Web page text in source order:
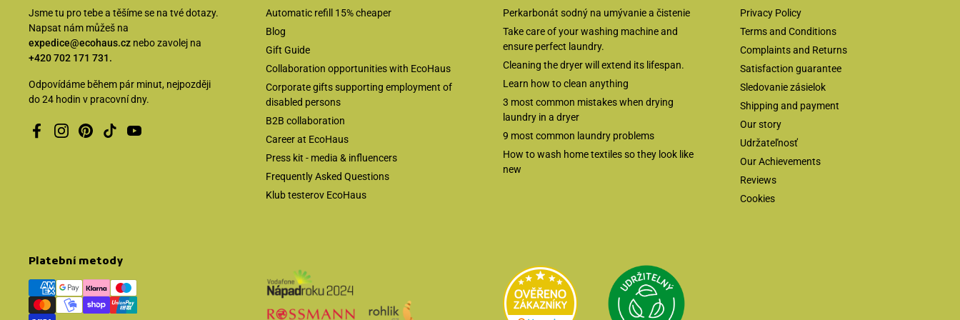
Jsme tu pro tebe a těšíme se na tvé dotazy.
Napsat nám můžeš na
expedice@ecohaus.cz nebo zavolej na
+420 702 171 731.
Odpovídáme během pár minut, nejpozději
do 24 hodin v pracovní dny.
FacebookInstagram
PinterestTikTokYouTube
Automatic refill 15% cheaper
Blog
Gift Guide
Collaboration opportunities with EcoHaus
Corporate gifts supporting employment of
disabled persons
B2B collaboration
Career at EcoHaus
Press kit - media & influencers
Frequently Asked Questions
Klub testerov EcoHaus
Perkarbonát sodný na umývanie a čistenie
Take care of your washing machine and
ensure perfect laundry.
Cleaning the dryer will extend its lifespan.
Learn how to clean anything
3 most common mistakes when drying
laundry in a dryer
9 most common laundry problems
How to wash home textiles so they look like
new
Privacy Policy
Terms and Conditions
Complaints and Returns
Satisfaction guarantee
Sledovanie zásielok
Shipping and payment
Our story
Udržateľnosť
Our Achievements
Reviews
Cookies
Platební metody
Přejít na Heureka.cz